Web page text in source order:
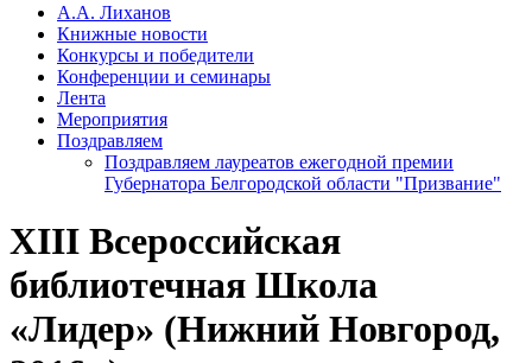
А.А. Лиханов
Книжные новости
Конкурсы и победители
Конференции и семинары
Лента
Мероприятия
Поздравляем
Поздравляем лауреатов ежегодной премии
Губернатора Белгородской области "Призвание"
XIII Всероссийская
библиотечная Школа
«Лидер» (Нижний Новгород,